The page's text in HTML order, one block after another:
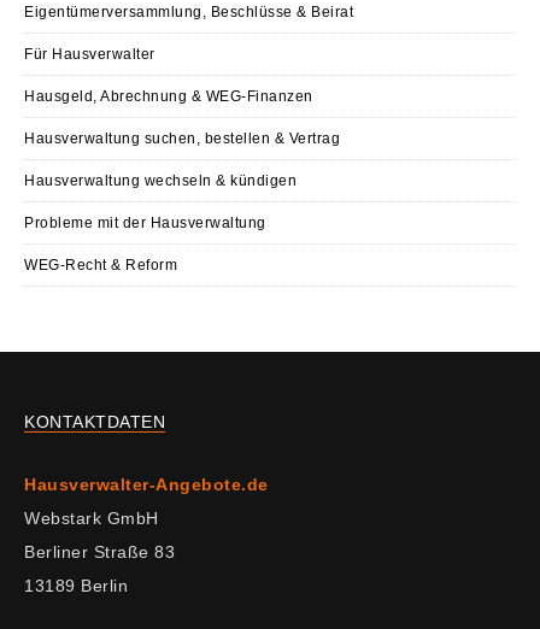
Eigentümerversammlung, Beschlüsse & Beirat
Für Hausverwalter
Hausgeld, Abrechnung & WEG-Finanzen
Hausverwaltung suchen, bestellen & Vertrag
Hausverwaltung wechseln & kündigen
Probleme mit der Hausverwaltung
WEG-Recht & Reform
KONTAKTDATEN
Hausverwalter-Angebote.de
Webstark GmbH
Berliner Straße 83
13189 Berlin